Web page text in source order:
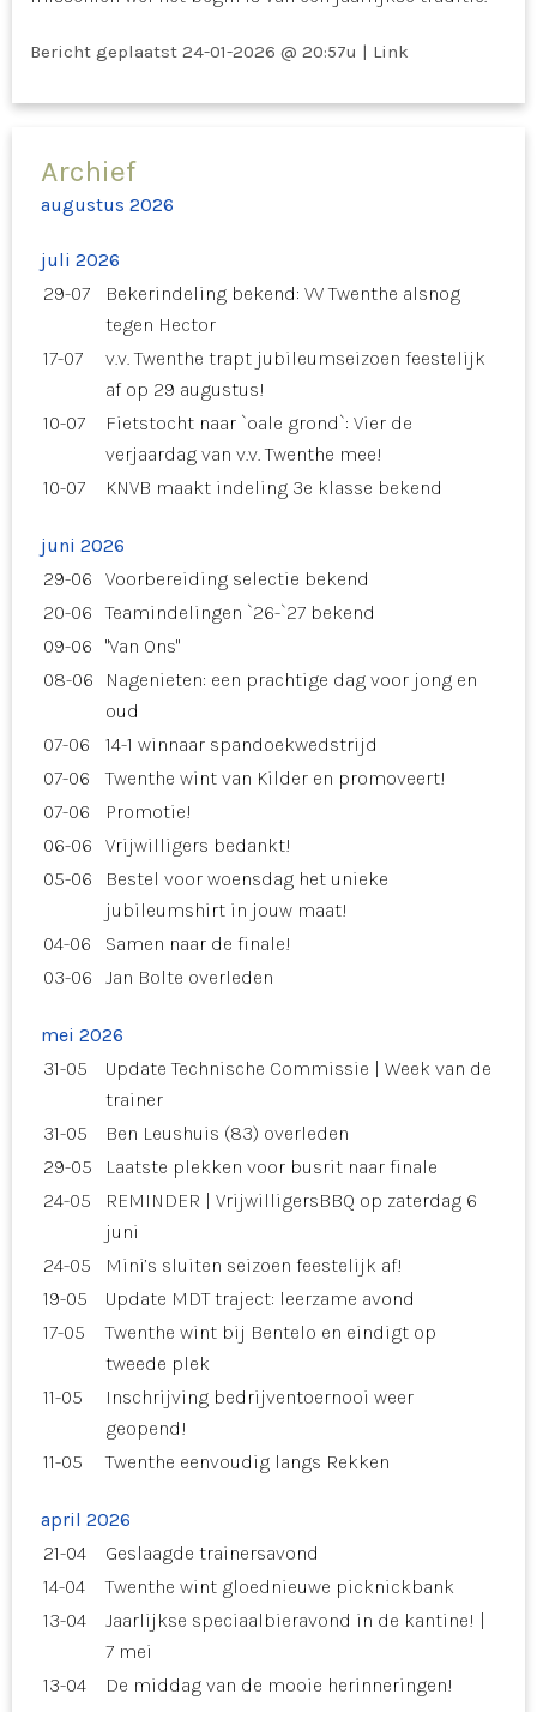
Bericht geplaatst 24-01-2026 @ 20:57u | Link
Archief
augustus 2026
juli 2026
29-07
Bekerindeling bekend: VV Twenthe alsnog
tegen Hector
17-07
v.v. Twenthe trapt jubileumseizoen feestelijk
af op 29 augustus!
10-07
Fietstocht naar `oale grond`: Vier de
verjaardag van v.v. Twenthe mee!
10-07
KNVB maakt indeling 3e klasse bekend
juni 2026
29-06
Voorbereiding selectie bekend
20-06
Teamindelingen `26-`27 bekend
09-06
"Van Ons"
08-06
Nagenieten: een prachtige dag voor jong en
oud
07-06
14-1 winnaar spandoekwedstrijd
07-06
Twenthe wint van Kilder en promoveert!
07-06
Promotie!
06-06
Vrijwilligers bedankt!
05-06
Bestel voor woensdag het unieke
jubileumshirt in jouw maat!
04-06
Samen naar de finale!
03-06
Jan Bolte overleden
mei 2026
31-05
Update Technische Commissie | Week van de
trainer
31-05
Ben Leushuis (83) overleden
29-05
Laatste plekken voor busrit naar finale
24-05
REMINDER | VrijwilligersBBQ op zaterdag 6
juni
24-05
Mini’s sluiten seizoen feestelijk af!
19-05
Update MDT traject: leerzame avond
17-05
Twenthe wint bij Bentelo en eindigt op
tweede plek
11-05
Inschrijving bedrijventoernooi weer
geopend!
11-05
Twenthe eenvoudig langs Rekken
april 2026
21-04
Geslaagde trainersavond
14-04
Twenthe wint gloednieuwe picknickbank
13-04
Jaarlijkse speciaalbieravond in de kantine! |
7 mei
13-04
De middag van de mooie herinneringen!